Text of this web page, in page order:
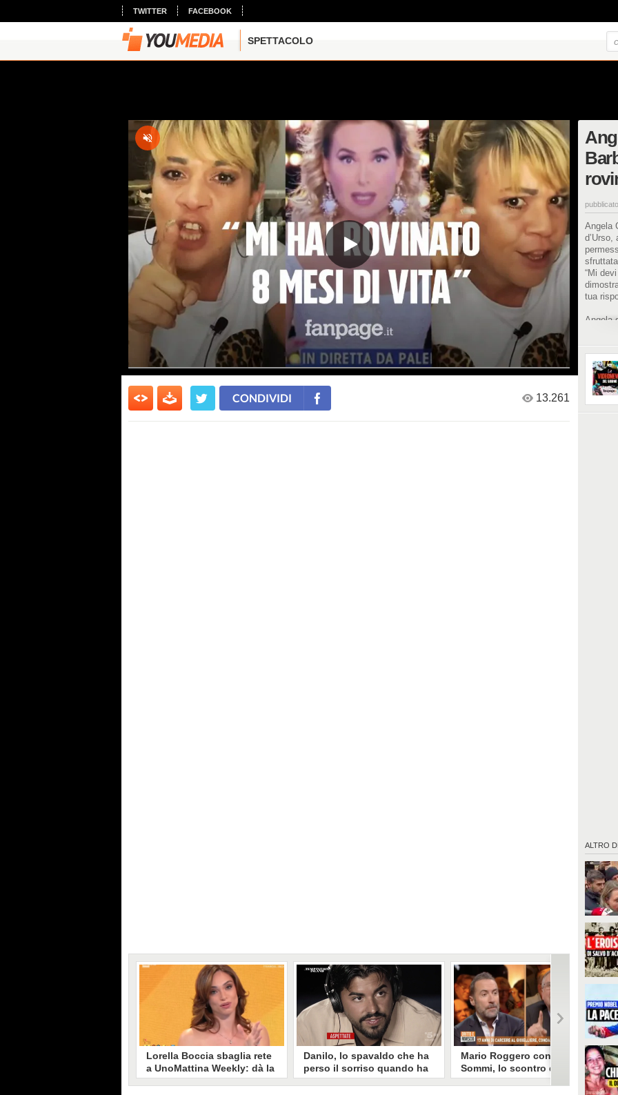
TWITTER FACEBOOK
SPETTACOLO
Angela
“Mi
tua
Angela
da-
mesi-
https://
ALTRO DI
CONDIVIDI 13.261
Lorella Boccia sbaglia rete
a UnoMattina Weekly: dà la
linea al Tg5 invece che al
Danilo, lo spavaldo che ha
perso il sorriso quando ha
scoperto la gelosia a
Mario Roggero contro Luca
Sommi, lo scontro del 2023
torna virale: "Lo